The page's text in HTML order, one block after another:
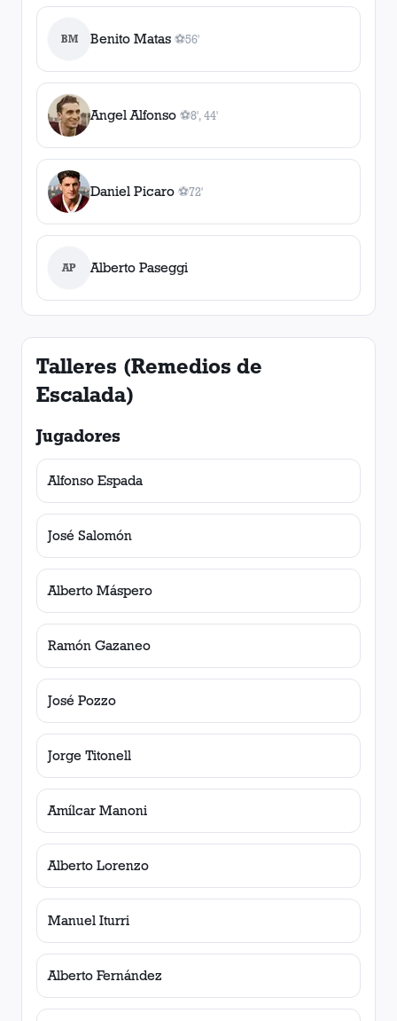
BM Benito Matas ⚽
1gol
56'
Angel Alfonso ⚽
2gol es
8', 44'
Daniel Picaro ⚽
1gol
72'
AP Alberto Paseggi
Talleres (Remedios de
Escalada)
Jugadores
Alfonso Espada
José Salomón
Alberto Máspero
Ramón Gazaneo
José Pozzo
Jorge Titonell
Amílcar Manoni
Alberto Lorenzo
Manuel Iturri
Alberto Fernández